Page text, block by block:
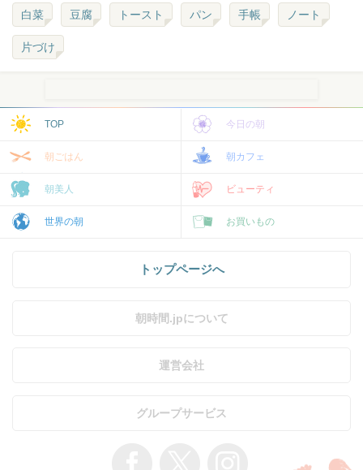
白菜 豆腐 トースト パン 手帳 ノート
片づけ
TOP 今日の朝
朝ごはん 朝カフェ
朝美人 ビューティ
世界の朝 お買いもの
トップページへ
朝時間.jpについて
運営会社
グループサービス